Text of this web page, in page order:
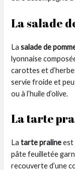
La salade
Lasalade de
lyonnaise
carottes et
servie froide et
ou à l’huile d’olive.
La tarte
Latarte pralineest
pâte feuilletée
recouverte d’une